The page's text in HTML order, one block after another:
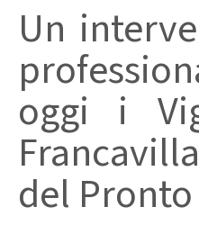
Un
oggi i
del